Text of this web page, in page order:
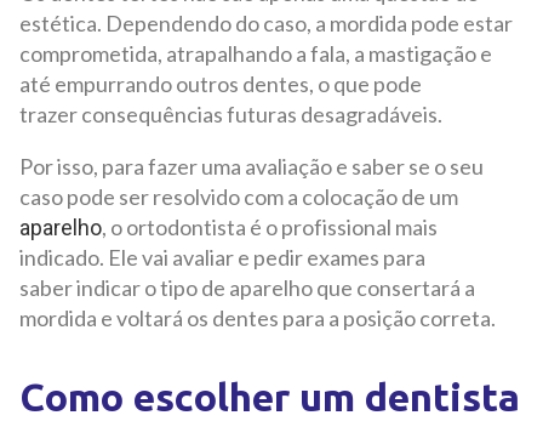
estética. Dependendo do caso, a mordida pode estar
comprometida, atrapalhando a fala, a mastigação e
até empurrando outros dentes, o que pode
trazer consequências futuras desagradáveis.
Por isso, para fazer uma avaliação e saber se o seu
caso pode ser resolvido com a colocação de um
aparelho, o ortodontista é o profissional mais
indicado. Ele vai avaliar e pedir exames para
saber indicar o tipo de aparelho que consertará a
mordida e voltará os dentes para a posição correta.
Como escolher um dentista